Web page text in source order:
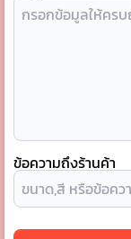
ข้อความถึงร้านค้า